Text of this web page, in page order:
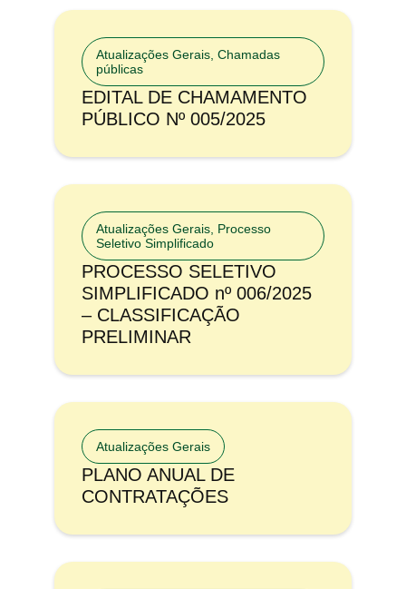
Atualizações Gerais Chamadas
públicas
EDITAL DE CHAMAMENTO
PÚBLICO Nº 005/2025
Atualizações Gerais Processo
Seletivo Simplificado
PROCESSO SELETIVO
SIMPLIFICADO nº 006/2025
– CLASSIFICAÇÃO
PRELIMINAR
Atualizações Gerais
PLANO ANUAL DE
CONTRATAÇÕES